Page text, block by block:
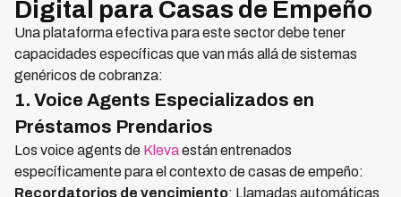
Digital para Casas de Empeño
Una plataforma efectiva para este sector debe tener
capacidades específicas que van más allá de sistemas
genéricos de cobranza:
1. Voice Agents Especializados en
Préstamos Prendarios
Los voice agents de Klevaestán entrenados
específicamente para el contexto de casas de empeño:
Recordatorios de vencimiento: Llamadas automáticas